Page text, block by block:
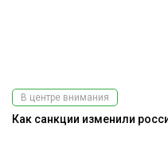
В центре внимания
Как санкции изменили